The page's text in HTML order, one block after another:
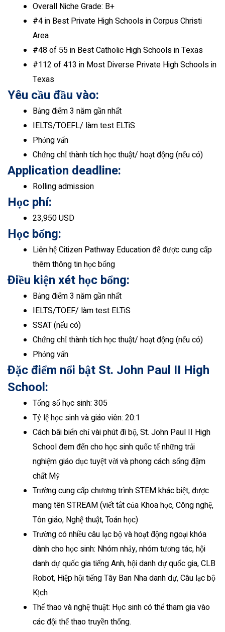
Overall Niche Grade: B+
#4 in Best Private High Schools in Corpus Christi
Area
#48 of 55 in Best Catholic High Schools in Texas
#112 of 413 in Most Diverse Private High Schools in
Texas
Yêu cầu đầu vào:
Bảng điểm 3 năm gần nhất
IELTS/TOEFL/ làm test ELTiS
Phỏng vấn
Chứng chỉ thành tích học thuật/ hoạt động (nếu có)
Application deadline:
Rolling admission
Học phí:
23,950 USD
Học bổng:
Liên hệ Citizen Pathway Education để được cung cấp
thêm thông tin học bổng
Điều kiện xét học bổng:
Bảng điểm 3 năm gần nhất
IELTS/TOEF/ làm test ELTiS
SSAT (nếu có)
Chứng chỉ thành tích học thuật/ hoạt động (nếu có)
Phỏng vấn
Đặc điểm nổi bật St. John Paul II High
School:
Tổng số học sinh: 305
Tỷ lệ học sinh và giáo viên: 20:1
Cách bãi biển chỉ vài phút đi bộ, St. John Paul II High
School đem đến cho học sinh quốc tế những trải
nghiệm giáo dục tuyệt vời và phong cách sống đậm
chất Mỹ
Trường cung cấp chương trình STEM khác biệt, được
mang tên STREAM (viết tắt của Khoa học, Công nghệ,
Tôn giáo, Nghệ thuật, Toán học)
Trường có nhiều câu lạc bộ và hoạt động ngoại khóa
dành cho học sinh: Nhóm nhảy, nhóm tương tác, hội
danh dự quốc gia tiếng Anh, hội danh dự quốc gia, CLB
Robot, Hiệp hội tiếng Tây Ban Nha danh dự, Câu lạc bộ
Kịch
Thể thao và nghệ thuật: Học sinh có thể tham gia vào
các đội thể thao truyền thống.